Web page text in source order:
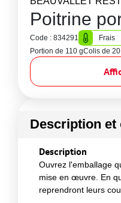
Poitrine
Code : 834291
Frais
Portion de 110 gColis de
Description et
Description
Ouvrez l'emballage
mise en œuvre. En
reprendront leurs